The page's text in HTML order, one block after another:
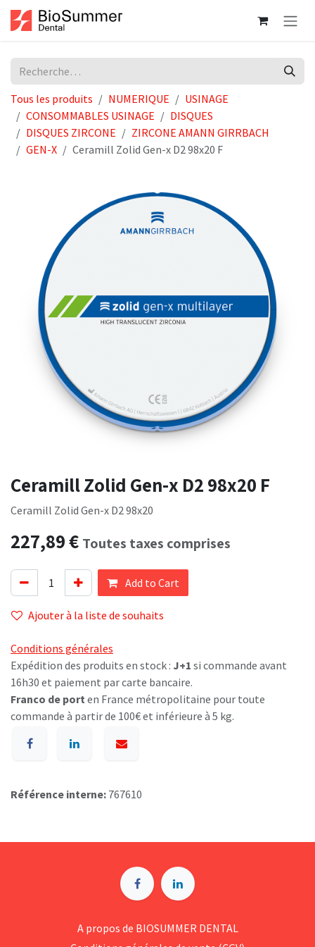
Se rendre au contenu
Tous les produits NUMERIQUE
USINAGE
CONSOMMABLES USINAGE
DISQUES
DISQUES ZIRCONE
ZIRCONE AMANN GIRRBACH
GEN-X
Ceramill Zolid Gen-x D2 98x20 F
Ceramill Zolid Gen-x D2 98x20 F
Ceramill Zolid Gen-x D2 98x20
227,89€ Toutes taxes comprises
Add to Cart
Ajouter à la liste de souhaits
Conditions générales
Expédition des produits en stock : J+1 si commande avant
16h30 et paiement par carte bancaire.
Franco de port en France métropolitaine pour toute
commande à partir de 100€ et inférieure à 5 kg.
Référence interne: 767610
A p​ropos de BIOSUMMER DENTAL